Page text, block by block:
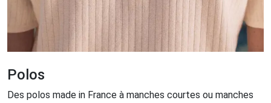
Polos
Des polos made in France à manches courtes ou manches